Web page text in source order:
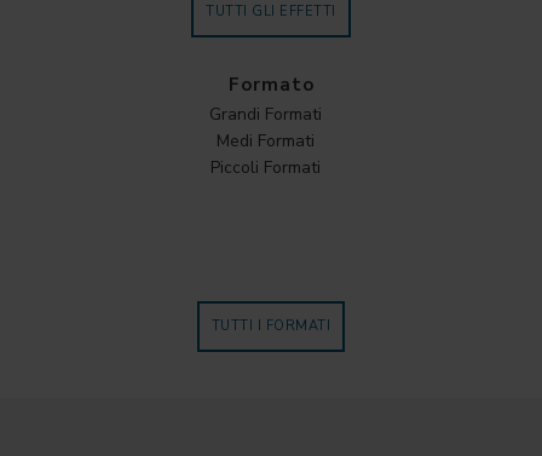
TUTTI GLI EFFETTI
Formato
Grandi Formati
Medi Formati
Piccoli Formati
TUTTI I FORMATI